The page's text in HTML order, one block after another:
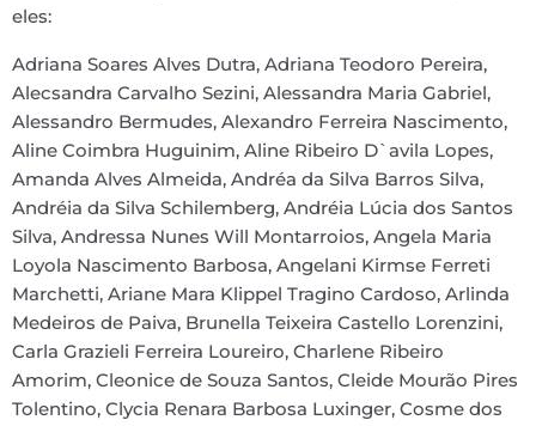
eles:
Adriana Soares Alves Dutra, Adriana Teodoro Pereira,
Alecsandra Carvalho Sezini, Alessandra Maria Gabriel,
Alessandro Bermudes, Alexandro Ferreira Nascimento,
Aline Coimbra Huguinim, Aline Ribeiro D`avila Lopes,
Amanda Alves Almeida, Andréa da Silva Barros Silva,
Andréia da Silva Schilemberg, Andréia Lúcia dos Santos
Silva, Andressa Nunes Will Montarroios, Angela Maria
Loyola Nascimento Barbosa, Angelani Kirmse Ferreti
Marchetti, Ariane Mara Klippel Tragino Cardoso, Arlinda
Medeiros de Paiva, Brunella Teixeira Castello Lorenzini,
Carla Grazieli Ferreira Loureiro, Charlene Ribeiro
Amorim, Cleonice de Souza Santos, Cleide Mourão Pires
Tolentino, Clycia Renara Barbosa Luxinger, Cosme dos